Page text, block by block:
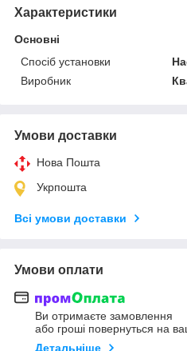
Характеристики
Основні
Спосіб установки
Виробник
Умови доставки
Нова Пошта
Укрпошта
Всі умови доставки
Умови оплати
Ви отримаєте замовлення
або гроші повернуться на
Детальніше